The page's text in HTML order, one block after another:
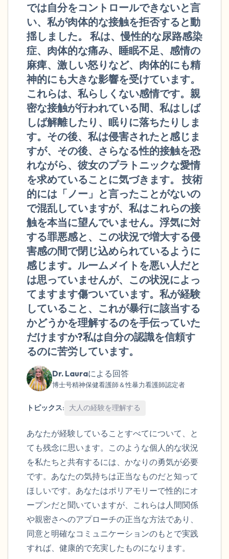
では自分をコントロールできないと言
い、私が肉体的な接触を拒否すると動
揺しました。 私は、慢性的な尿路感染
症、肉体的な痛み、睡眠不足、感情の
麻痺、激しい怒りなど、肉体的にも精
神的にも大きな影響を受けています。
これらは、私らしくない感情です。親
密な接触が行われている間、私はしば
しば解離したり、眠りに落ちたりしま
す。その後、私は侵害されたと感じま
すが、その後、さらなる性的接触を恐
れながら、彼女のプラトニックな愛情
を求めていることに気づきます。 技術
的には「ノー」と言ったことがないの
で混乱していますが、私はこれらの接
触を本当に望んでいません。浮気に対
する罪悪感と、この状況で増大する侵
害感の間で閉じ込められているように
感じます。ルームメイトを悪い人だと
は思っていませんが、この状況によっ
てますます傷ついています。私が経験
していること、これが暴行に該当する
かどうかを理解するのを手伝っていた
だけますか?私は自分の認識を信頼す
るのに苦労しています。
Dr. Lauraによる回答
博士号精神保健看護師＆性暴力看護師認定者
トピックス: 大人の経験を理解する
あなたが経験していることすべてについて、と
ても残念に思います。このような個人的な状況
を私たちと共有するには、かなりの勇気が必要
です。あなたの気持ちは正当なものだと知って
ほしいです。あなたはポリアモリーで性的にオ
ープンだと聞いていますが、これらは人間関係
や親密さへのアプローチの正当な方法であり、
同意と明確なコミュニケーションのもとで実践
すれば、健康的で充実したものになります。